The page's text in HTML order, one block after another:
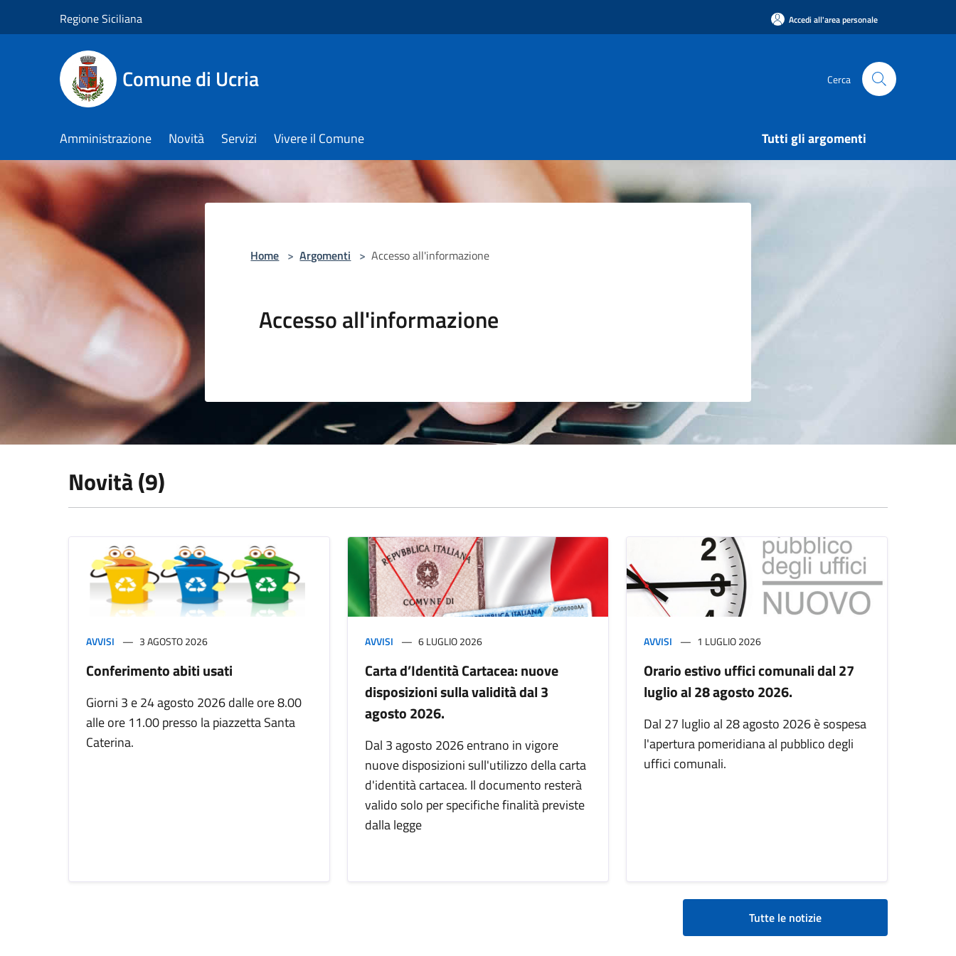
Regione Siciliana Accedi all'area personale
Comune di Ucria Cerca
Amministrazione Novità Servizi Vivere il Comune Tutti gli argomenti
Home > Argomenti > Accesso all'informazione
Accesso all'informazione
Novità (9)
AVVISI 3 AGOSTO 2026
Conferimento abiti usati
Giorni 3 e 24 agosto 2026 dalle ore 8.00
alle ore 11.00 presso la piazzetta Santa
Caterina.
AVVISI 6 LUGLIO 2026
Carta d’Identità Cartacea: nuove
disposizioni sulla validità dal 3
agosto 2026.
Dal 3 agosto 2026 entrano in vigore
nuove disposizioni sull'utilizzo della carta
d'identità cartacea. Il documento resterà
valido solo per specifiche finalità previste
dalla legge
AVVISI 1 LUGLIO 2026
Orario estivo uffici comunali dal 27
luglio al 28 agosto 2026.
Dal 27 luglio al 28 agosto 2026 è sospesa
l'apertura pomeridiana al pubblico degli
uffici comunali.
Tutte le notizie